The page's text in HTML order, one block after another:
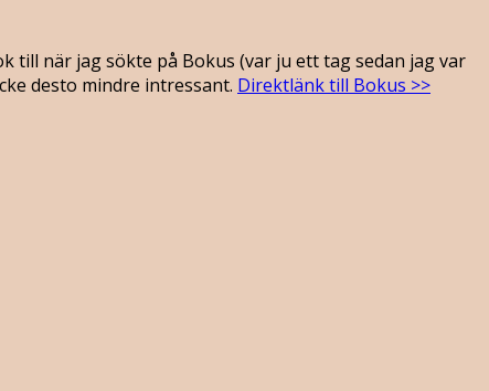
till när jag sökte på Bokus (var ju ett tag sedan jag var
desto mindre intressant. Direktlänk till Bokus >>